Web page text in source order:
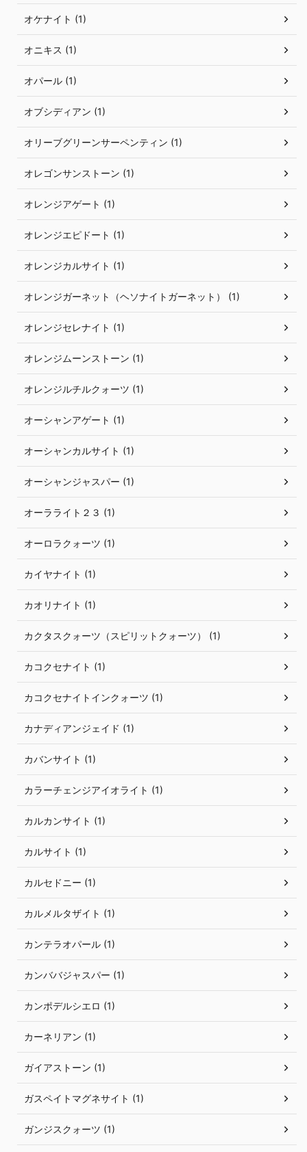
オケナイト (1)
オニキス (1)
オパール (1)
オブシディアン (1)
オリーブグリーンサーペンティン (1)
オレゴンサンストーン (1)
オレンジアゲート (1)
オレンジエピドート (1)
オレンジカルサイト (1)
オレンジガーネット（ヘソナイトガーネット） (1)
オレンジセレナイト (1)
オレンジムーンストーン (1)
オレンジルチルクォーツ (1)
オーシャンアゲート (1)
オーシャンカルサイト (1)
オーシャンジャスパー (1)
オーラライト２３ (1)
オーロラクォーツ (1)
カイヤナイト (1)
カオリナイト (1)
カクタスクォーツ（スピリットクォーツ） (1)
カコクセナイト (1)
カコクセナイトインクォーツ (1)
カナディアンジェイド (1)
カバンサイト (1)
カラーチェンジアイオライト (1)
カルカンサイト (1)
カルサイト (1)
カルセドニー (1)
カルメルタザイト (1)
カンテラオパール (1)
カンババジャスパー (1)
カンポデルシエロ (1)
カーネリアン (1)
ガイアストーン (1)
ガスペイトマグネサイト (1)
ガンジスクォーツ (1)